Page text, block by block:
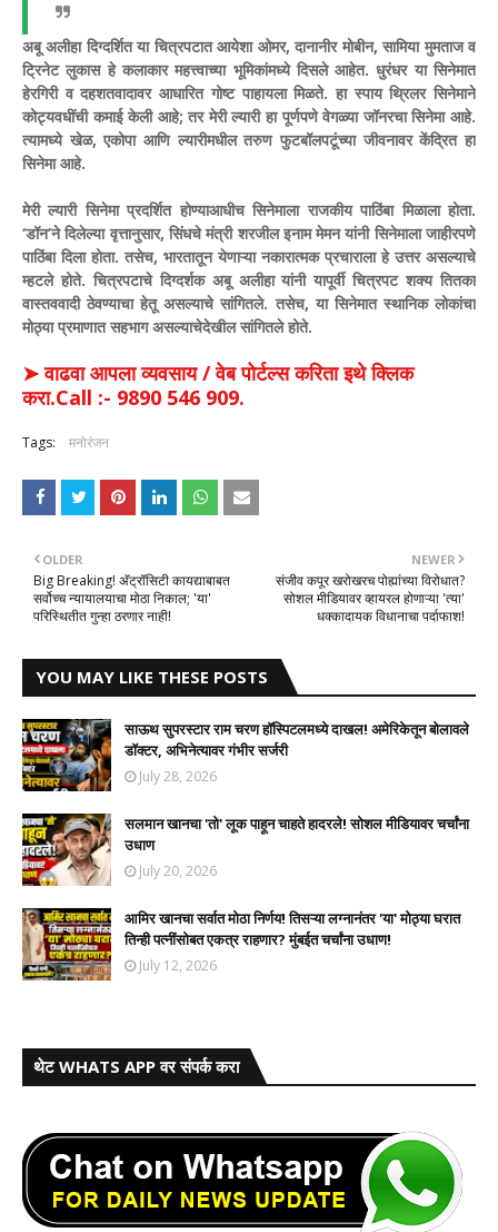
अबू अलीहा दिग्दर्शित या चित्रपटात आयेशा ओमर, दानानीर मोबीन, सामिया मुमताज व
ट्रिनेट लुकास हे कलाकार महत्त्वाच्या भूमिकांमध्ये दिसले आहेत. धुरंधर या सिनेमात
हेरगिरी व दहशतवादावर आधारित गोष्ट पाहायला मिळते. हा स्पाय थ्रिलर सिनेमाने
कोट्यवधींची कमाई केली आहे; तर मेरी ल्यारी हा पूर्णपणे वेगळ्या जॉनरचा सिनेमा आहे.
त्यामध्ये खेळ, एकोपा आणि ल्यारीमधील तरुण फुटबॉलपटूंच्या जीवनावर केंद्रित हा
सिनेमा आहे.
मेरी ल्यारी सिनेमा प्रदर्शित होण्याआधीच सिनेमाला राजकीय पाठिंबा मिळाला होता.
‘डॉन’ने दिलेल्या वृत्तानुसार, सिंधचे मंत्री शरजील इनाम मेमन यांनी सिनेमाला जाहीरपणे
पाठिंबा दिला होता. तसेच, भारतातून येणाऱ्या नकारात्मक प्रचाराला हे उत्तर असल्याचे
म्हटले होते. चित्रपटाचे दिग्दर्शक अबू अलीहा यांनी यापूर्वी चित्रपट शक्य तितका
वास्तववादी ठेवण्याचा हेतू असल्याचे सांगितले. तसेच, या सिनेमात स्थानिक लोकांचा
मोठ्या प्रमाणात सहभाग असल्याचेदेखील सांगितले होते.
➤ वाढवा आपला व्यवसाय / वेब पोर्टल्स करिता इथे क्लिक
करा.Call :- 9890 546 909.
Tags: मनोरंजन
NEWER
संजीव कपूर खरोखरच पोह्यांच्या विरोधात?
सोशल मीडियावर व्हायरल होणाऱ्या 'त्या'
धक्कादायक विधानाचा पर्दाफाश!
OLDER
Big Breaking! अ‍ॅट्रॉसिटी कायद्याबाबत
सर्वोच्च न्यायालयाचा मोठा निकाल; 'या'
परिस्थितीत गुन्हा ठरणार नाही!
YOU MAY LIKE THESE POSTS
साऊथ सुपरस्टार राम चरण हॉस्पिटलमध्ये दाखल! अमेरिकेतून बोलावले
डॉक्टर, अभिनेत्यावर गंभीर सर्जरी
July 28, 2026
सलमान खानचा 'तो' लूक पाहून चाहते हादरले! सोशल मीडियावर चर्चांना
उधाण
July 20, 2026
आमिर खानचा सर्वात मोठा निर्णय! तिसऱ्या लग्नानंतर 'या' मोठ्या घरात
तिन्ही पत्नींसोबत एकत्र राहणार? मुंबईत चर्चांना उधाण!
July 12, 2026
थेट WHATS APP वर संपर्क करा